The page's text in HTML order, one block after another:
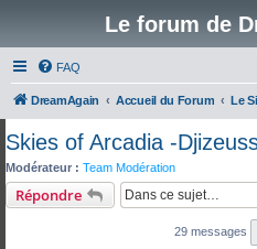
Le forum de
FAQ
DreamAgain Accueil du Forum Le
Skies of Arcadia -
Modérateur : Team Modération
Répondre
29 messages